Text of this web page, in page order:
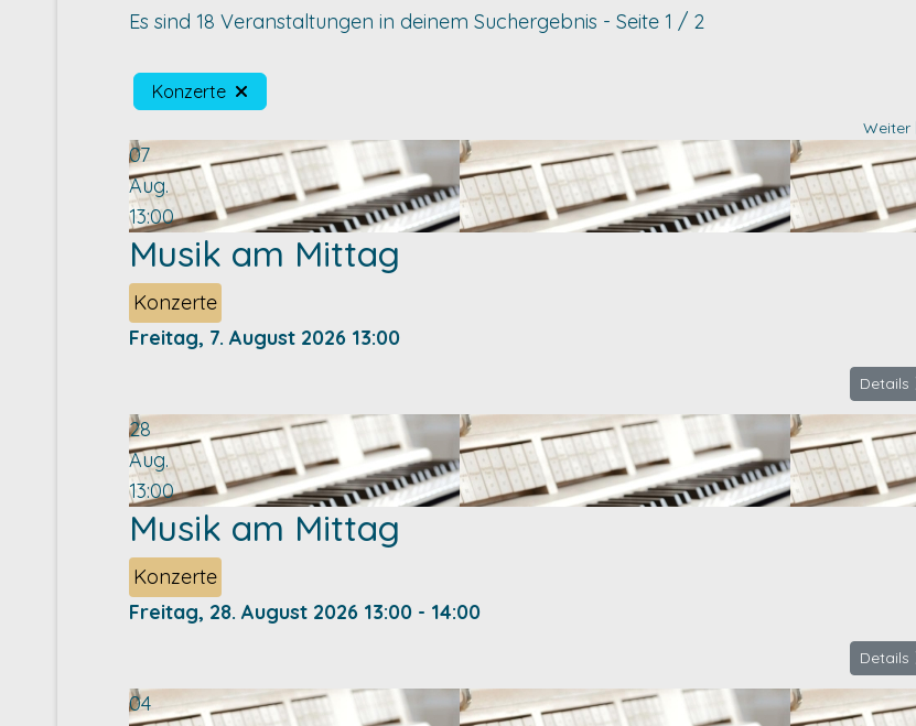
Es sind 18 Veranstaltungen in deinem Suchergebnis - Seite 1 / 2
Konzerte
Weiter
07
Aug.
13:00
Musik am Mittag
Konzerte
Freitag, 7. August 2026 13:00
Details
28
Aug.
13:00
Musik am Mittag
Konzerte
Freitag, 28. August 2026 13:00 - 14:00
Details
04